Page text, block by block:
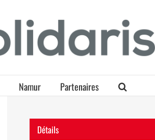
Namur Partenaires
Détails